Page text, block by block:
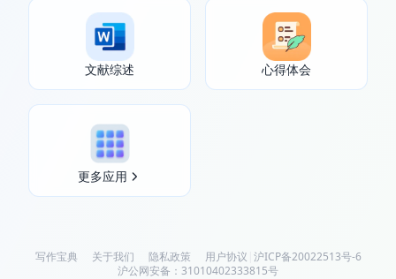
文献综述 心得体会
更多应用
写作宝典 关于我们 隐私政策 用户协议 沪ICP备20022513号-6
沪公网安备：31010402333815号